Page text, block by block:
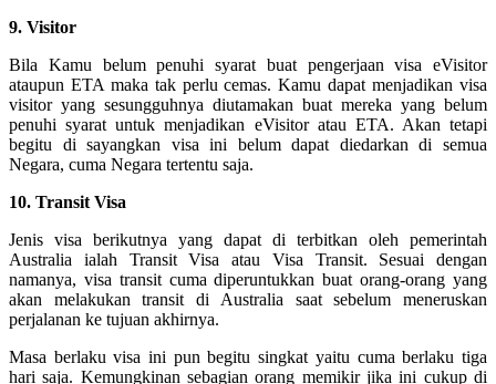
9. Visitor
Bila Kamu belum penuhi syarat buat pengerjaan visa eVisitor
ataupun ETA maka tak perlu cemas. Kamu dapat menjadikan visa
visitor yang sesungguhnya diutamakan buat mereka yang belum
penuhi syarat untuk menjadikan eVisitor atau ETA. Akan tetapi
begitu di sayangkan visa ini belum dapat diedarkan di semua
Negara, cuma Negara tertentu saja.
10. Transit Visa
Jenis visa berikutnya yang dapat di terbitkan oleh pemerintah
Australia ialah Transit Visa atau Visa Transit. Sesuai dengan
namanya, visa transit cuma diperuntukkan buat orang-orang yang
akan melakukan transit di Australia saat sebelum meneruskan
perjalanan ke tujuan akhirnya.
Masa berlaku visa ini pun begitu singkat yaitu cuma berlaku tiga
hari saja. Kemungkinan sebagian orang memikir jika ini cukup di